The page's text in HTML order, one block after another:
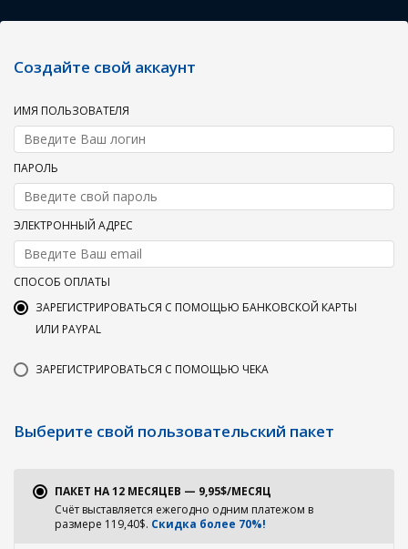
Создайте свой аккаунт
ИМЯ ПОЛЬЗОВАТЕЛЯ
ПАРОЛЬ
ЭЛЕКТРОННЫЙ АДРЕС
СПОСОБ ОПЛАТЫ
ЗАРЕГИСТРИРОВАТЬСЯ С ПОМОЩЬЮ БАНКОВСКОЙ КАРТЫ
ИЛИ PAYPAL
ЗАРЕГИСТРИРОВАТЬСЯ С ПОМОЩЬЮ ЧЕКА
Выберите свой пользовательский пакет
ПАКЕТ НА 12 МЕСЯЦЕВ — 9,95$/МЕСЯЦ
Счёт выставляется ежегодно одним платежом в
размере 119,40$. Скидка более 70%!